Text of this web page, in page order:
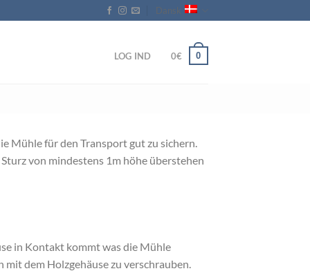
Dansk
LOG IND 0€ 0
Mühle für den Transport gut zu sichern.
von mindestens 1m höhe überstehen
in Kontakt kommt was die Mühle
dem Holzgehäuse zu verschrauben.